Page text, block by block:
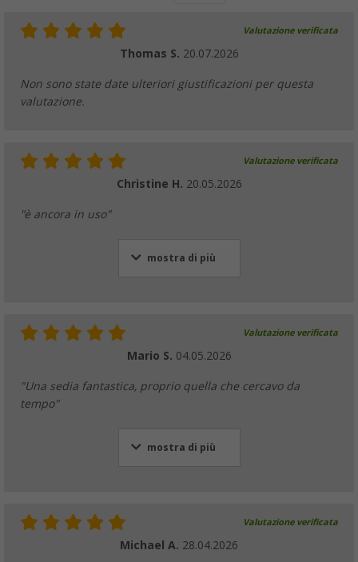
Set di tappi in plastica Berger per sedie 22
solo2, 99 €
Altre versioni disponibili
Set di tappi in plastica Berger per sedie 2
Valutazione verificata
Thomas S. 20.07.2026
Non sono state date ulteriori giustificazioni per questa
valutazione.
Valutazione verificata
Christine H. 20.05.2026
"è ancora in uso"
mostra di più
Valutazione verificata
Mario S. 04.05.2026
"Una sedia fantastica, proprio quella che cercavo da
tempo"
mostra di più
Valutazione verificata
Michael A. 28.04.2026